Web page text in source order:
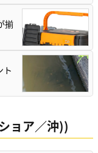
揃
ト
ョア／沖))